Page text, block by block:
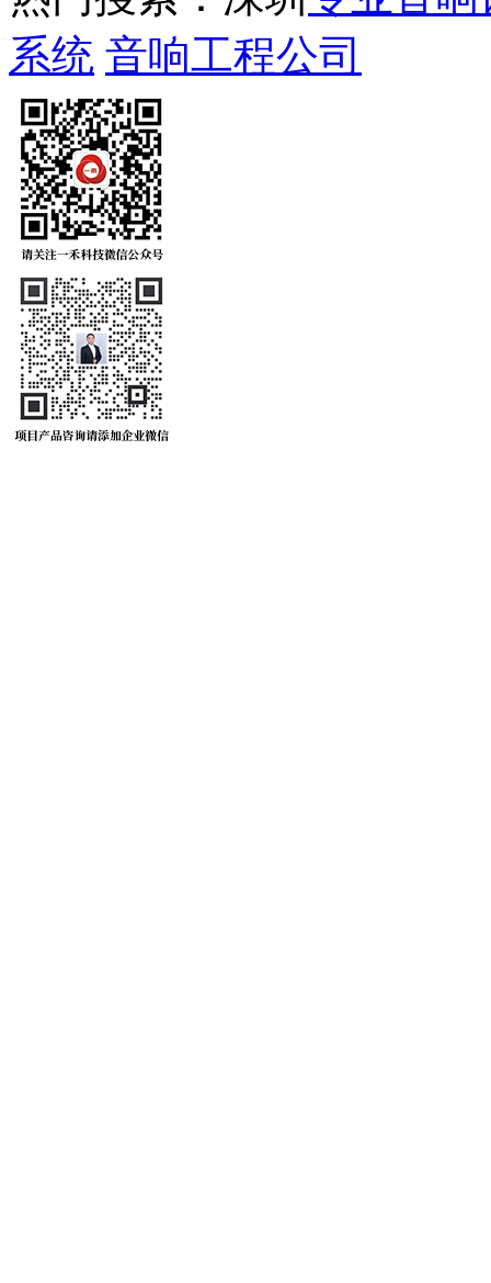
系统 音响工程公司